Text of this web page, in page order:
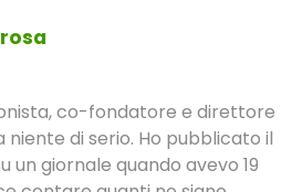
co-fondatore e direttore
niente di serio. Ho pubblicato il
un giornale quando avevo 19